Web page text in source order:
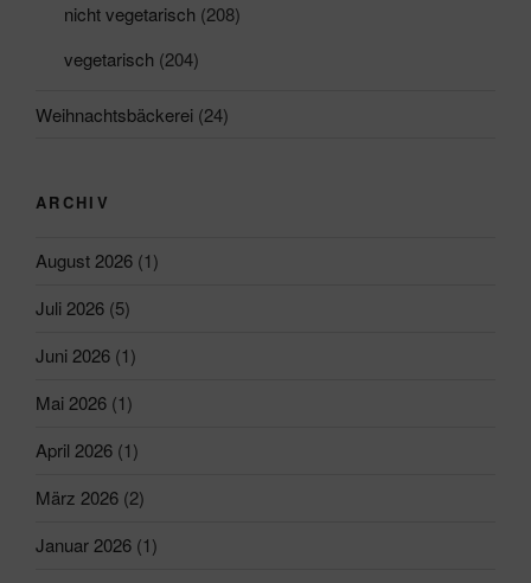
nicht vegetarisch (208)
vegetarisch (204)
Weihnachtsbäckerei (24)
ARCHIV
August 2026 (1)
Juli 2026 (5)
Juni 2026 (1)
Mai 2026 (1)
April 2026 (1)
März 2026 (2)
Januar 2026 (1)